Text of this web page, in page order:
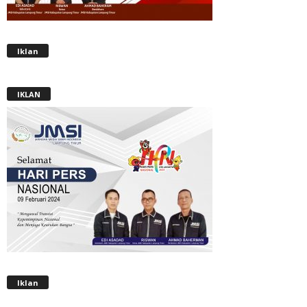
Iklan
IKLAN
Iklan